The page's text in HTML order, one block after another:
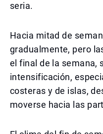
seria.
Hacia mitad de
gradualmente, pero
el final de la semana,
intensificación,
costeras y de islas,
moverse hacia las